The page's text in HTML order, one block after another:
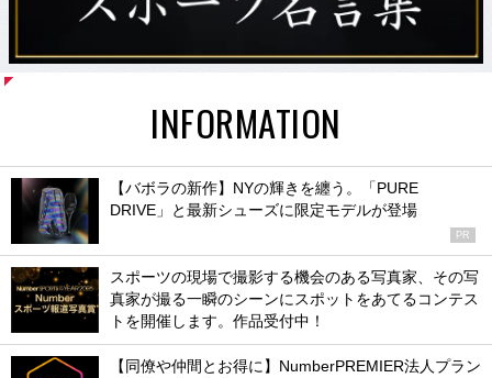
INFORMATION
【バボラの新作】NYの輝きを纏う。「PURE
DRIVE」と最新シューズに限定モデルが登場
PR
スポーツの現場で撮影する機会のある写真家、その写
真家が撮る一瞬のシーンにスポットをあてるコンテス
トを開催します。作品受付中！
【同僚や仲間とお得に】NumberPREMIER法人プラン